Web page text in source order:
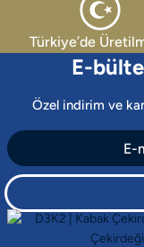
Türkiye’de
E-
Özel indirim ve